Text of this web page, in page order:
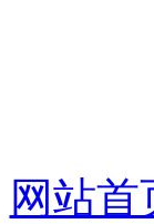
网站首